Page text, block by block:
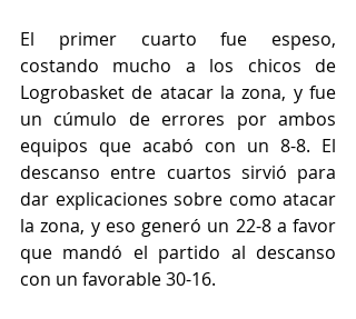
El primer cuarto fue espeso,
costando mucho a los chicos de
Logrobasket de atacar la zona, y fue
un cúmulo de errores por ambos
equipos que acabó con un 8-8. El
descanso entre cuartos sirvió para
dar explicaciones sobre como atacar
la zona, y eso generó un 22-8 a favor
que mandó el partido al descanso
con un favorable 30-16.